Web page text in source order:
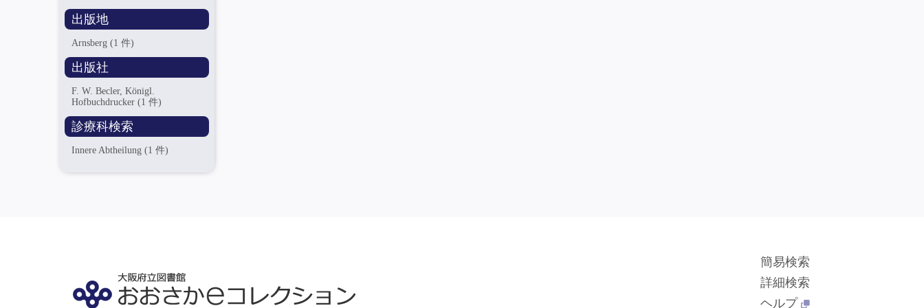
出版地
Arnsberg(1 件)
出版社
F. W. Becler, Königl.
Hofbuchdrucker(1 件)
診療科検索
Innere Abtheilung(1 件)
簡易検索
詳細検索
ヘルプ